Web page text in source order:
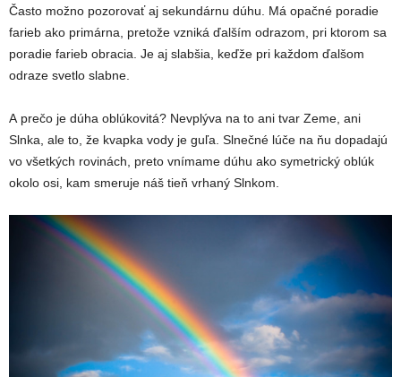
Často možno pozorovať aj sekundárnu dúhu. Má opačné poradie
farieb ako primárna, pretože vzniká ďalším odrazom, pri ktorom sa
poradie farieb obracia. Je aj slabšia, keďže pri každom ďalšom
odraze svetlo slabne.
A prečo je dúha oblúkovitá? Nevplýva na to ani tvar Zeme, ani
Slnka, ale to, že kvapka vody je guľa. Slnečné lúče na ňu dopadajú
vo všetkých rovinách, preto vnímame dúhu ako symetrický oblúk
okolo osi, kam smeruje náš tieň vrhaný Slnkom.